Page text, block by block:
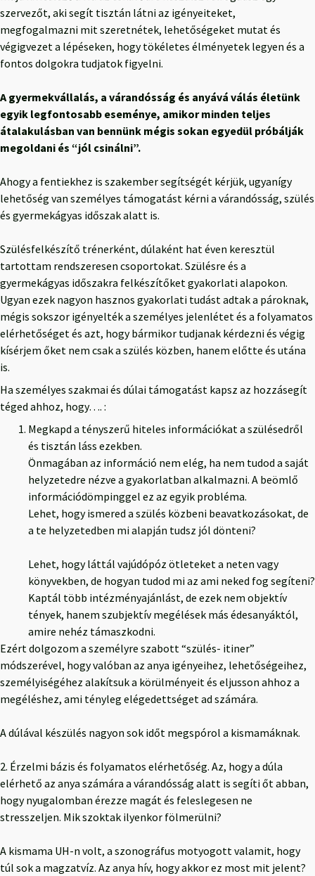
szervezőt, aki segít tisztán látni az igényeiteket,
megfogalmazni mit szeretnétek, lehetőségeket mutat és
végigvezet a lépéseken, hogy tökéletes élményetek legyen és a
fontos dolgokra tudjatok figyelni.
A gyermekvállalás, a várandósság és anyává válás életünk
egyik legfontosabb eseménye, amikor minden teljes
átalakulásban van bennünk mégis sokan egyedül próbálják
megoldani és “jól csinálni”.
Ahogy a fentiekhez is szakember segítségét kérjük, ugyanígy
lehetőség van személyes támogatást kérni a várandósság, szülés
és gyermekágyas időszak alatt is.
Szülésfelkészítő trénerként, dúlaként hat éven keresztül
tartottam rendszeresen csoportokat. Szülésre és a
gyermekágyas időszakra felkészítőket gyakorlati alapokon.
Ugyan ezek nagyon hasznos gyakorlati tudást adtak a pároknak,
mégis sokszor igényelték a személyes jelenlétet és a folyamatos
elérhetőséget és azt, hogy bármikor tudjanak kérdezni és végig
kísérjem őket nem csak a szülés közben, hanem előtte és utána
is.
Ha személyes szakmai és dúlai támogatást kapsz az hozzásegít
téged ahhoz, hogy…. :
Megkapd a tényszerű hiteles információkat a szülésedről
és tisztán láss ezekben.
Önmagában az információ nem elég, ha nem tudod a saját
helyzetedre nézve a gyakorlatban alkalmazni. A beömlő
információdömpinggel ez az egyik probléma.
Lehet, hogy ismered a szülés közbeni beavatkozásokat, de
a te helyzetedben mi alapján tudsz jól dönteni?
Lehet, hogy láttál vajúdópóz ötleteket a neten vagy
könyvekben, de hogyan tudod mi az ami neked fog segíteni?
Kaptál több intézményajánlást, de ezek nem objektív
tények, hanem szubjektív megélések más édesanyáktól,
amire nehéz támaszkodni.
Ezért dolgozom a személyre szabott “szülés- itiner”
módszerével, hogy valóban az anya igényeihez, lehetőségeihez,
személyiségéhez alakítsuk a körülményeit és eljusson ahhoz a
megéléshez, ami tényleg elégedettséget ad számára.
A dúlával készülés nagyon sok időt megspórol a kismamáknak.
2. Érzelmi bázis és folyamatos elérhetőség. Az, hogy a dúla
elérhető az anya számára a várandósság alatt is segíti őt abban,
hogy nyugalomban érezze magát és feleslegesen ne
stresszeljen. Mik szoktak ilyenkor fölmerülni?
A kismama UH-n volt, a szonográfus motyogott valamit, hogy
túl sok a magzatvíz. Az anya hív, hogy akkor ez most mit jelent?